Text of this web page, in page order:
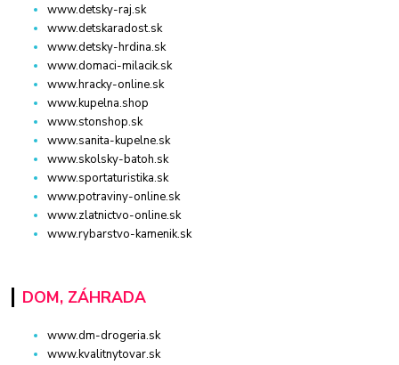
www.detsky-raj.sk
www.detskaradost.sk
www.detsky-hrdina.sk
www.domaci-milacik.sk
www.hracky-online.sk
www.kupelna.shop
www.stonshop.sk
www.sanita-kupelne.sk
www.skolsky-batoh.sk
www.sportaturistika.sk
www.potraviny-online.sk
www.zlatnictvo-online.sk
www.rybarstvo-kamenik.sk
DOM, ZÁHRADA
www.dm-drogeria.sk
www.kvalitnytovar.sk